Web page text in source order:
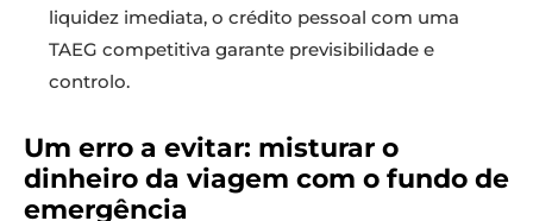
liquidez imediata, o crédito pessoal com uma
TAEG competitiva garante previsibilidade e
controlo.
Um erro a evitar: misturar o
dinheiro da viagem com o fundo de
emergência